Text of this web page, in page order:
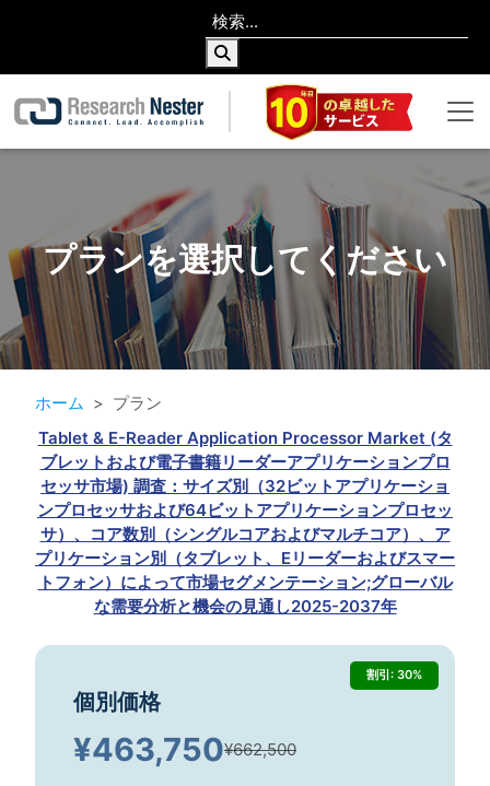
プランを選択してください
ホーム
プラン
Tablet & E-Reader Application Processor Market (タ
ブレットおよび電子書籍リーダーアプリケーションプロ
セッサ市場) 調査：サイズ別（32ビットアプリケーショ
ンプロセッサおよび64ビットアプリケーションプロセッ
サ）、コア数別（シングルコアおよびマルチコア）、ア
プリケーション別（タブレット、Eリーダーおよびスマー
トフォン）によって市場セグメンテーション;グローバル
な需要分析と機会の見通し2025-2037年
割引: 30%
個別価格
¥463,750¥662,500